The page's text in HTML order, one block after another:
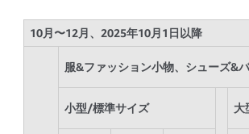
10月〜12月、2025年10月1日以降
服&ファッション小物、シューズ&
小型/標準サイズ 大